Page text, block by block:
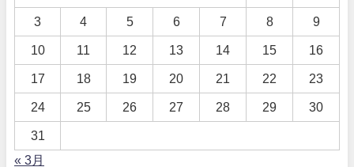
3 4 5 6 7 8 9
10 11 12 13 14 15 16
17 18 19 20 21 22 23
24 25 26 27 28 29 30
31
« 3月